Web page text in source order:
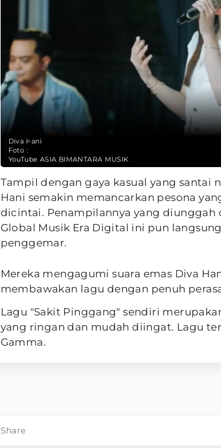
Diva Hani
Foto :
YouTube ASIA BIMANTARA MUSIK
Tampil dengan gaya kasual yang santai
Hani semakin memancarkan pesona
dicintai. Penampilannya yang diunggah
Global Musik Era Digital ini pun
penggemar.
Mereka mengagumi suara emas Diva
membawakan lagu dengan penuh
Lagu "Sakit Pinggang" sendiri
yang ringan dan mudah diingat. Lagu
Gamma.
Share